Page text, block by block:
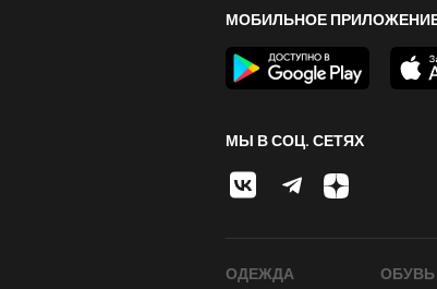
МОБИЛЬНОЕ ПРИЛОЖЕНИЕ
МЫ В СОЦ. СЕТЯХ
ОДЕЖДА ОБУВЬ